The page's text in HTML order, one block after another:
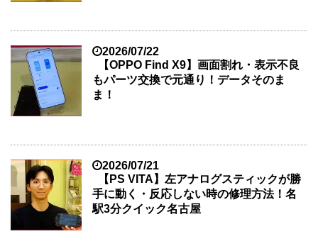
2026/07/22
【OPPO Find X9】画面割れ・表示不良
もパーツ交換で元通り！データそのま
ま！
2026/07/21
【PS VITA】左アナログスティックが勝
手に動く・反応しない時の修理方法！名
駅3分クイック名古屋